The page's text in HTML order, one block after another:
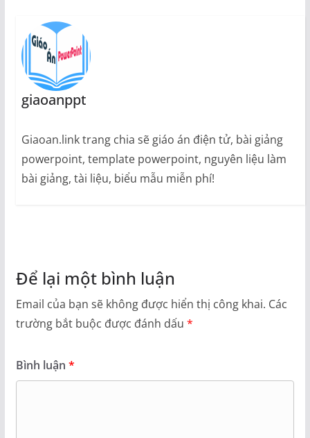
giaoanppt
Giaoan.link trang chia sẽ giáo án điện tử, bài giảng
powerpoint, template powerpoint, nguyên liệu làm
bài giảng, tài liệu, biểu mẫu miễn phí!
Để lại một bình luận
Email của bạn sẽ không được hiển thị công khai. Các
trường bắt buộc được đánh dấu *
Bình luận *